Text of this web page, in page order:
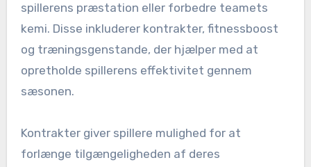
spillerens præstation eller forbedre teamets
kemi. Disse inkluderer kontrakter, fitnessboost
og træningsgenstande, der hjælper med at
opretholde spillerens effektivitet gennem
sæsonen.
Kontrakter giver spillere mulighed for at
forlænge tilgængeligheden af deres